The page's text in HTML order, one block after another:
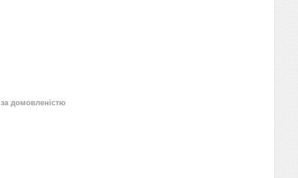
за домовленістю